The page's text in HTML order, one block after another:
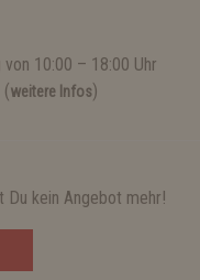
10:00 – 18:00 Uhr
(weitere Infos)
Du kein Angebot mehr!